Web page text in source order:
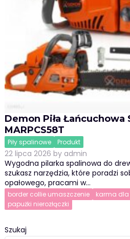
Demon Piła Łańcuchowa
MARPCS58T
Piły spalinowe Produkt
22 lipca 2026 by admin
Wygodna pilarka spalinowa do
szukasz narzędzia, które poradzi
opałowego, pracami w…
border collie umaszczenie karma dla
papużki nierozłączki
Szukaj